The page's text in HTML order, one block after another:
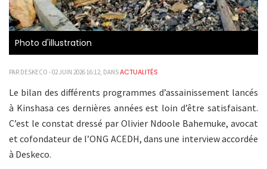
Photo d'illustration
PAR DESKECO - 02 JUIN 2026 16:12, DANSACTUALITÉS
Le bilan des différents programmes d’assainissement lancés
à Kinshasa ces dernières années est loin d’être satisfaisant.
C’est le constat dressé par Olivier Ndoole Bahemuke, avocat
et cofondateur de l’ONG ACEDH, dans une interview accordée
à Deskeco.